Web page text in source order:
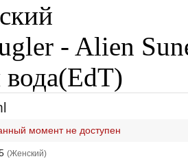
- Alien
вода(EdT)
момент не доступен
(Женский)